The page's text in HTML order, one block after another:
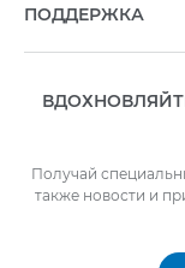
ПОДДЕРЖКА
Получай
также новости и